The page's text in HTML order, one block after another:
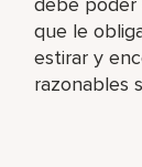
que le
estirar y
razonables